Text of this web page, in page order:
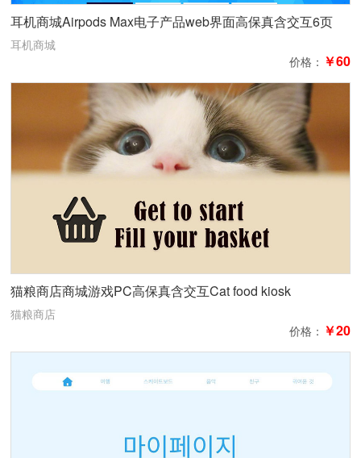
耳机商城Airpods Max电子产品web界面高保真含交互6页
耳机商城
价格： ￥60
猫粮商店商城游戏PC高保真含交互Cat food kiosk
猫粮商店
价格： ￥20